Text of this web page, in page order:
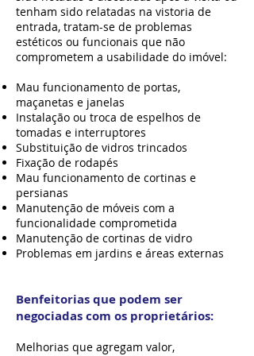
tenham sido relatadas na vistoria de
entrada, tratam-se de problemas
estéticos ou funcionais que não
comprometem a usabilidade do imóvel:
Mau funcionamento de portas,
maçanetas e janelas
Instalação ou troca de espelhos de
tomadas e interruptores
Substituição de vidros trincados
Fixação de rodapés
Mau funcionamento de cortinas e
persianas
Manutenção de móveis com a
funcionalidade comprometida
Manutenção de cortinas de vidro
Problemas em jardins e áreas externas
Benfeitorias que podem ser
negociadas com os proprietários:
Melhorias que agregam valor,